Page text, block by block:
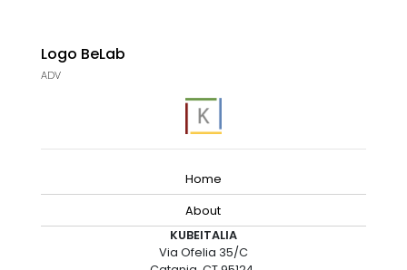
Logo BeLab
ADV
Home
About
KUBEITALIA
Via Ofelia 35/C